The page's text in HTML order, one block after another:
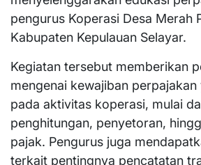
pengurus Koperasi Desa Merah
Kabupaten Kepulauan Selayar.
Kegiatan tersebut memberikan
mengenai kewajiban
pada aktivitas koperasi, mulai
penghitungan, penyetoran,
pajak. Pengurus juga
terkait pentingnya pencatatan